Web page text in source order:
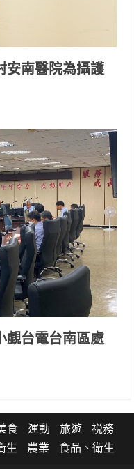
安南醫院為攝護
覷台電台南區處
食 運動 旅遊
祱務
生 農業 食品、衛生